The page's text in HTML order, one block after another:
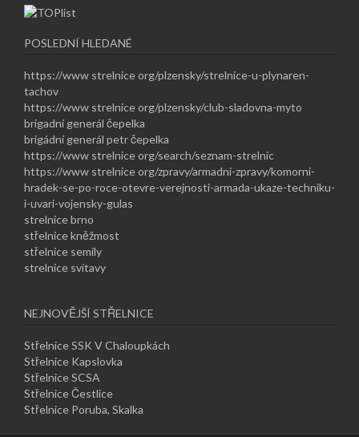
POSLEDNÍ HLEDANÉ
https://www strelnice org/plzensky/strelnice-u-plynaren-
tachov
https://www strelnice org/plzensky/club-sladovna-myto
brigadní generál čepelka
brigádní generál petr čepelka
https://www strelnice org/search/seznam-strelnic
https://www strelnice org/zpravy/armadni-zpravy/komorni-
hradek-se-po-roce-otevre-verejnosti-armada-ukaze-techniku-
i-uvari-vojensky-gulas
strelnice brno
střelnice kněžmost
střelnice semily
strelnice svitavy
NEJNOVĚJŠÍ STŘELNICE
Střelnice SSK V Chaloupkách
Střelnice Kapslovka
Střelnice SCSA
Střelnice Čestlice
Střelnice Poruba, Skalka